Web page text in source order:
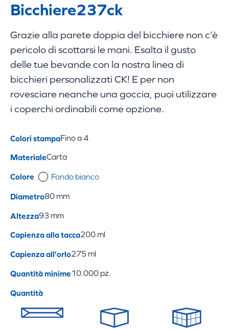
Bicchiere237ck
Grazie alla parete doppia del bicchiere non c’è
pericolo di scottarsi le mani. Esalta il gusto
delle tue bevande con la nostra linea di
bicchieri personalizzati CK! E per non
rovesciare neanche una goccia, puoi utilizzare
i coperchi ordinabili come opzione.
Colori stampaFino a 4
MaterialeCarta
Colore Fondo bianco
Diametro80 mm
Altezza93 mm
Capienza alla tacca200 ml
Capienza all'orlo275 ml
Quantità minime10.000 pz.
Quantità